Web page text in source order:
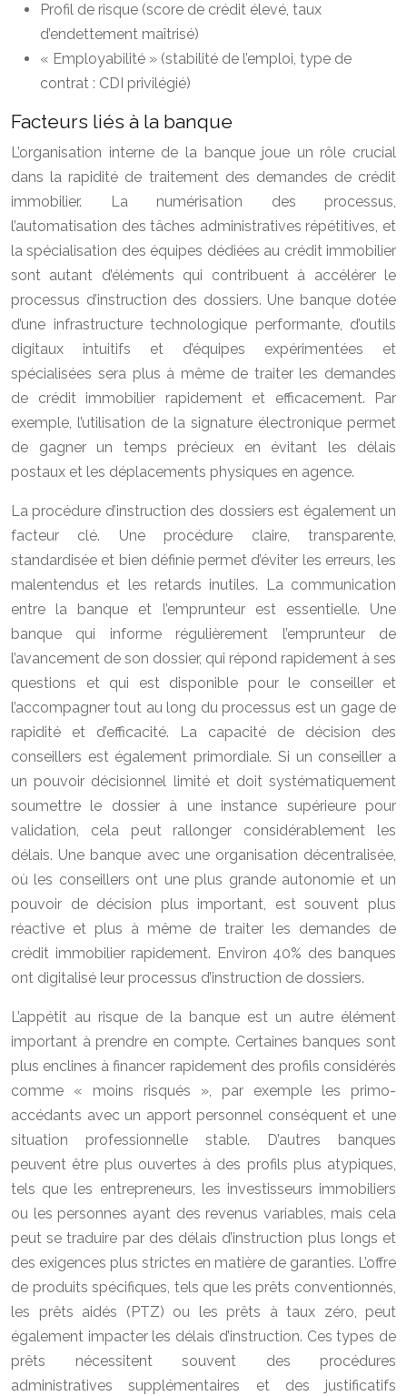
Profil de risque (score de crédit élevé, taux
d’endettement maîtrisé)
« Employabilité » (stabilité de l’emploi, type de
contrat : CDI privilégié)
Facteurs liés à la banque
L’organisation interne de la banque joue un rôle crucial
dans la rapidité de traitement des demandes de crédit
immobilier. La numérisation des processus,
l’automatisation des tâches administratives répétitives, et
la spécialisation des équipes dédiées au crédit immobilier
sont autant d’éléments qui contribuent à accélérer le
processus d’instruction des dossiers. Une banque dotée
d’une infrastructure technologique performante, d’outils
digitaux intuitifs et d’équipes expérimentées et
spécialisées sera plus à même de traiter les demandes
de crédit immobilier rapidement et efficacement. Par
exemple, l’utilisation de la signature électronique permet
de gagner un temps précieux en évitant les délais
postaux et les déplacements physiques en agence.
La procédure d’instruction des dossiers est également un
facteur clé. Une procédure claire, transparente,
standardisée et bien définie permet d’éviter les erreurs, les
malentendus et les retards inutiles. La communication
entre la banque et l’emprunteur est essentielle. Une
banque qui informe régulièrement l’emprunteur de
l’avancement de son dossier, qui répond rapidement à ses
questions et qui est disponible pour le conseiller et
l’accompagner tout au long du processus est un gage de
rapidité et d’efficacité. La capacité de décision des
conseillers est également primordiale. Si un conseiller a
un pouvoir décisionnel limité et doit systématiquement
soumettre le dossier à une instance supérieure pour
validation, cela peut rallonger considérablement les
délais. Une banque avec une organisation décentralisée,
où les conseillers ont une plus grande autonomie et un
pouvoir de décision plus important, est souvent plus
réactive et plus à même de traiter les demandes de
crédit immobilier rapidement. Environ 40% des banques
ont digitalisé leur processus d’instruction de dossiers.
L’appétit au risque de la banque est un autre élément
important à prendre en compte. Certaines banques sont
plus enclines à financer rapidement des profils considérés
comme « moins risqués », par exemple les primo-
accédants avec un apport personnel conséquent et une
situation professionnelle stable. D’autres banques
peuvent être plus ouvertes à des profils plus atypiques,
tels que les entrepreneurs, les investisseurs immobiliers
ou les personnes ayant des revenus variables, mais cela
peut se traduire par des délais d’instruction plus longs et
des exigences plus strictes en matière de garanties. L’offre
de produits spécifiques, tels que les prêts conventionnés,
les prêts aidés (PTZ) ou les prêts à taux zéro, peut
également impacter les délais d’instruction. Ces types de
prêts nécessitent souvent des procédures
administratives supplémentaires et des justificatifs